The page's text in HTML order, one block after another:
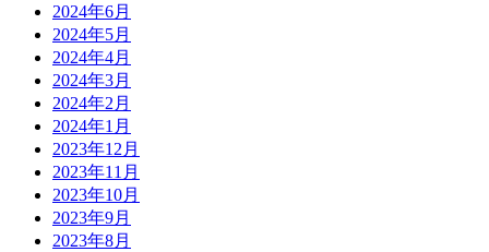
2024年6月
2024年5月
2024年4月
2024年3月
2024年2月
2024年1月
2023年12月
2023年11月
2023年10月
2023年9月
2023年8月